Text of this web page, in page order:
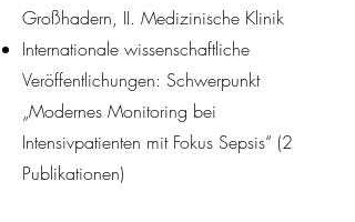
Großhadern, II. Medizinische Klinik
Internationale wissenschaftliche
Veröffentlichungen: Schwerpunkt
„Modernes Monitoring bei
Intensivpatienten mit Fokus Sepsis“ (2
Publikationen)